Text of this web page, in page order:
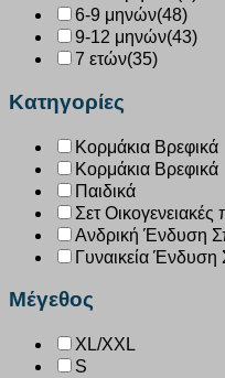
6-9 μηνών(48)
9-12 μηνών(43)
7 ετών(35)
Κατηγορίες
Κορμάκια Βρεφικά
Κορμάκια Βρεφικά
Παιδικά
Σετ Οικογενειακές
Ανδρική Ένδυση
Γυναικεία Ένδυση
Μέγεθος
XL/XXL
S